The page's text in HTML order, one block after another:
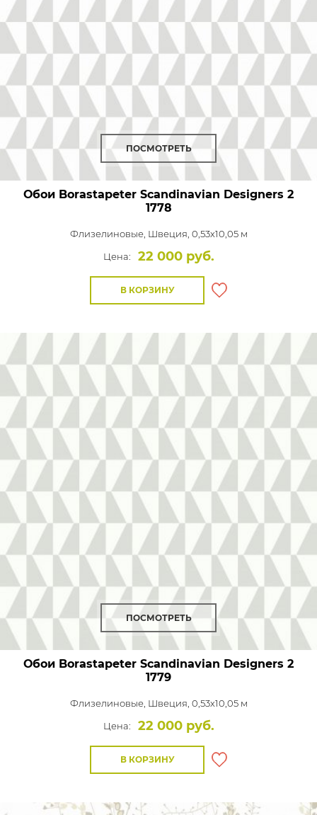
ПОСМОТРЕТЬ
Обои Borastapeter Scandinavian Designers 2
1778
Флизелиновые, Швеция, 0,53x10,05 м
Цена:
22 000 руб.
В КОРЗИНУ
ПОСМОТРЕТЬ
Обои Borastapeter Scandinavian Designers 2
1779
Флизелиновые, Швеция, 0,53x10,05 м
Цена:
22 000 руб.
В КОРЗИНУ